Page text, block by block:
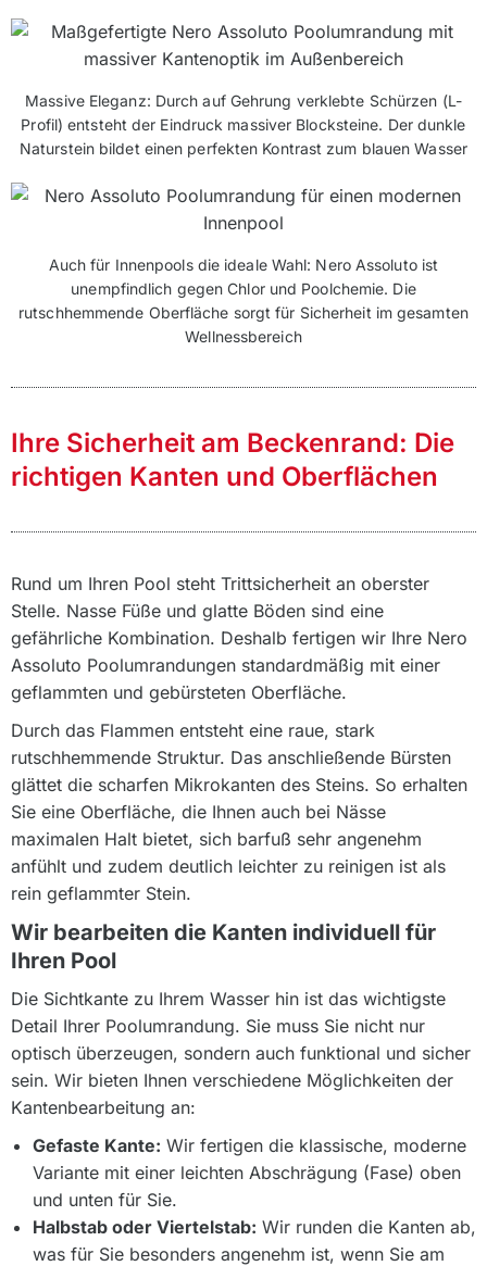
Massive Eleganz: Durch auf Gehrung verklebte Schürzen (L-
Profil) entsteht der Eindruck massiver Blocksteine. Der dunkle
Naturstein bildet einen perfekten Kontrast zum blauen Wasser
Auch für Innenpools die ideale Wahl: Nero Assoluto ist
unempfindlich gegen Chlor und Poolchemie. Die
rutschhemmende Oberfläche sorgt für Sicherheit im gesamten
Wellnessbereich
Ihre Sicherheit am Beckenrand: Die
richtigen Kanten und Oberflächen
Rund um Ihren Pool steht Trittsicherheit an oberster
Stelle. Nasse Füße und glatte Böden sind eine
gefährliche Kombination. Deshalb fertigen wir Ihre Nero
Assoluto Poolumrandungen standardmäßig mit einer
geflammten und gebürsteten Oberfläche.
Durch das Flammen entsteht eine raue, stark
rutschhemmende Struktur. Das anschließende Bürsten
glättet die scharfen Mikrokanten des Steins. So erhalten
Sie eine Oberfläche, die Ihnen auch bei Nässe
maximalen Halt bietet, sich barfuß sehr angenehm
anfühlt und zudem deutlich leichter zu reinigen ist als
rein geflammter Stein.
Wir bearbeiten die Kanten individuell für
Ihren Pool
Die Sichtkante zu Ihrem Wasser hin ist das wichtigste
Detail Ihrer Poolumrandung. Sie muss Sie nicht nur
optisch überzeugen, sondern auch funktional und sicher
sein. Wir bieten Ihnen verschiedene Möglichkeiten der
Kantenbearbeitung an:
Gefaste Kante: Wir fertigen die klassische, moderne
Variante mit einer leichten Abschrägung (Fase) oben
und unten für Sie.
Halbstab oder Viertelstab: Wir runden die Kanten ab,
was für Sie besonders angenehm ist, wenn Sie am